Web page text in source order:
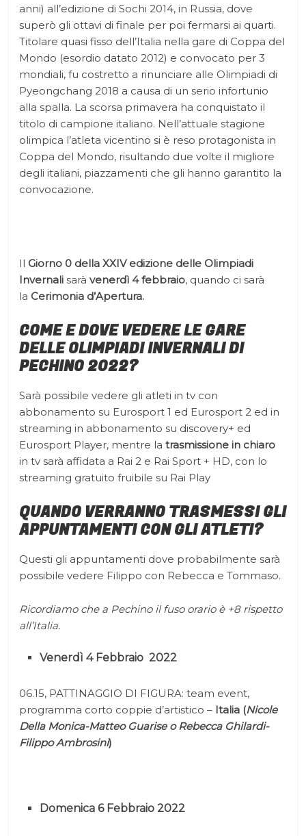
anni) all’edizione di Sochi 2014, in Russia, dove
superò gli ottavi di finale per poi fermarsi ai quarti.
Titolare quasi fisso dell’Italia nella gare di Coppa del
Mondo (esordio datato 2012) e convocato per 3
mondiali, fu costretto a rinunciare alle Olimpiadi di
Pyeongchang 2018 a causa di un serio infortunio
alla spalla. La scorsa primavera ha conquistato il
titolo di campione italiano. Nell’attuale stagione
olimpica l’atleta vicentino si è reso protagonista in
Coppa del Mondo, risultando due volte il migliore
degli italiani, piazzamenti che gli hanno garantito la
convocazione.
Il Giorno 0 della XXIV edizione delle Olimpiadi
Invernali saràvenerdì 4 febbraio, quando ci sarà
la Cerimonia d’Apertura.
COME E DOVE VEDERE LE GARE
DELLE OLIMPIADI INVERNALI DI
PECHINO 2022?
Sarà possibile vedere gli atleti in tv con
abbonamento su Eurosport 1 ed Eurosport 2 ed in
streaming in abbonamento su discovery+ ed
Eurosport Player, mentre latrasmissione in chiaro
in tv sarà affidata a Rai 2 e Rai Sport + HD, con lo
streaming gratuito fruibile su Rai Play
QUANDO VERRANNO TRASMESSI GLI
APPUNTAMENTI CON GLI ATLETI?
Questi gli appuntamenti dove probabilmente sarà
possibile vedere Filippo con Rebecca e Tommaso.
Ricordiamo che a Pechino il fuso orario è +8 rispetto
all’Italia.
Venerdì 4 Febbraio 2022
06.15, PATTINAGGIO DI FIGURA: team event,
programma corto coppie d’artistico – Italia (Nicole
Della Monica-Matteo Guarise o Rebecca Ghilardi-
Filippo Ambrosini)
Domenica 6 Febbraio 2022